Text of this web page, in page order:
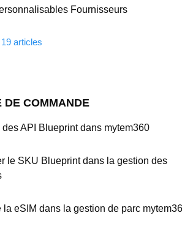
Fournisseurs
articles
DE COMMANDE
des API Blueprint dans mytem360
le SKU Blueprint dans la gestion des
la eSIM dans la gestion de parc